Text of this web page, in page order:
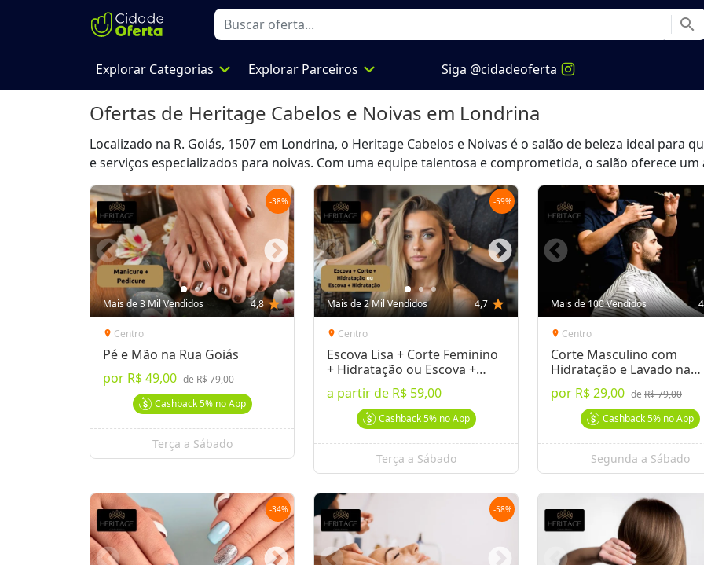
search
Explorar Categorias expand_more Explorar Parceiros expand_more Siga @cidadeoferta
Ofertas de Heritage Cabelos e Noivas em Londrina
Localizado na R. Goiás, 1507 em Londrina, o Heritage Cabelos e Noivas é o salão de beleza ideal para
e serviços especializados para noivas. Com uma equipe talentosa e comprometida, o salão oferece
-38%
Mais de 3 Mil Vendidos 4,8 star
location_on Centro
Pé e Mão na Rua Goiás
por R$ 49,00 de R$ 79,00
Cashback5%no App
Terça a Sábado
-59%
Mais de 2 Mil Vendidos 4,7 star
location_on Centro
Escova Lisa + Corte Feminino
+ Hidratação ou Escova +
Hidratação
a partir de R$ 59,00
Cashback5%no App
Terça a Sábado
Mais de 100 Vendidos
location_on Centro
Corte Masculino com
Hidratação e Lavado na
Barbearia do Heritage
por R$ 29,00 de R$ 79,00
Cashback5%no App
Segunda a Sábado
-34% -58%